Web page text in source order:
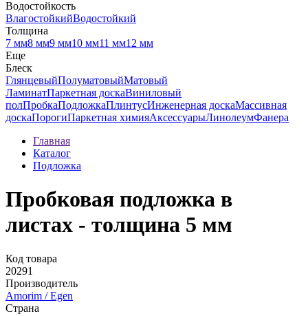
Водостойкость
ВлагостойкийВодостойкий
Толщина
7 мм8 мм9 мм10 мм11 мм12 мм
Еще
Блеск
ГлянцевыйПолуматовыйМатовый
ЛаминатПаркетная доскаВиниловый
полПробкаПодложкаПлинтусИнженерная доскаМассивная
доскаПорогиПаркетная химияАксессуарыЛинолеумФанера
Главная
Каталог
Подложка
Пробковая подложка в
листах - толщина 5 мм
Код товара
20291
Производитель
Amorim / Egen
Страна